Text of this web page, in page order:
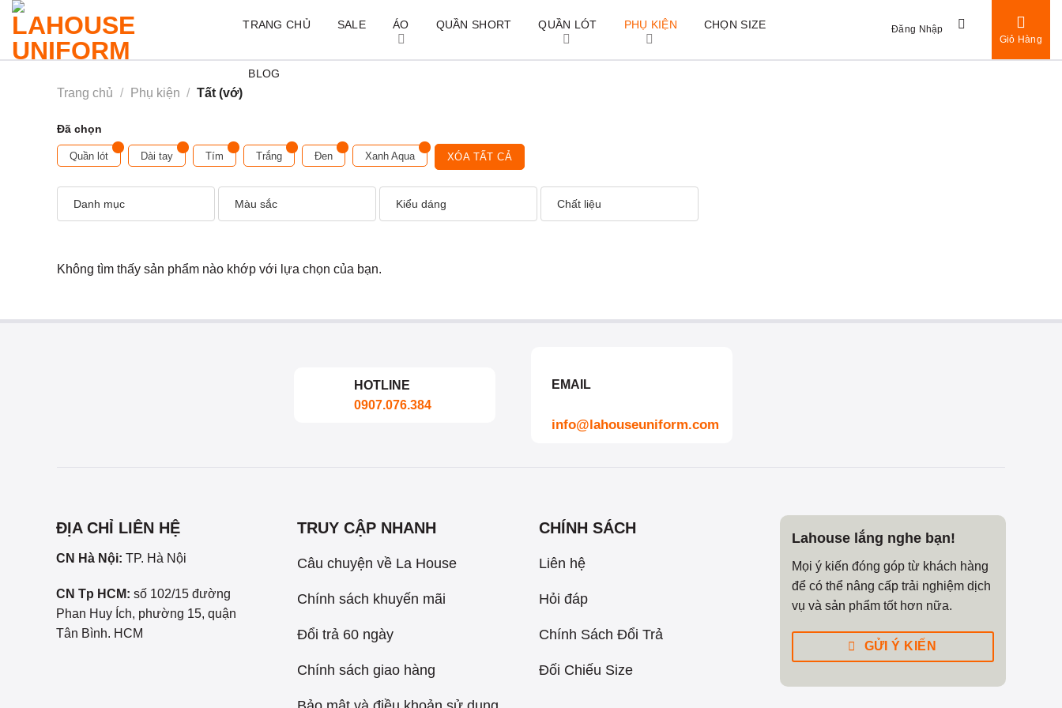
Skip
content
TRANG CHỦ SALE ÁO QUẦN SHORT QUẦN LÓT PHỤ KIỆN CHỌN SIZE
BLOG
Đăng Nhập
Giỏ Hàng
Trang chủ / Phụ kiện / Tất (vớ)
Đã chọn
Quần lót Dài tay Tím Trắng Đen Xanh Aqua XÓA TẤT CẢ
Danh mục Màu sắc Kiểu dáng Chất liệu
Không tìm thấy sản phẩm nào khớp với lựa chọn của bạn.
HOTLINE
0907.076.384
EMAIL
info@lahouseuniform.com
ĐỊA CHỈ LIÊN HỆ
CN Hà Nội: TP. Hà Nội
CN Tp HCM: số 102/15 đường
Phan Huy Ích, phường 15, quận
Tân Bình. HCM
TRUY CẬP NHANH
Câu chuyện về La House
Chính sách khuyến mãi
Đổi trả 60 ngày
Chính sách giao hàng
CHÍNH SÁCH
Liên hệ
Hỏi đáp
Chính Sách Đổi Trả
Đối Chiếu Size
Lahouse lắng nghe bạn!
Mọi ý kiến đóng góp từ khách hàng
để có thể nâng cấp trải nghiệm dịch
vụ và sản phẩm tốt hơn nữa.
GỬI Ý KIẾN